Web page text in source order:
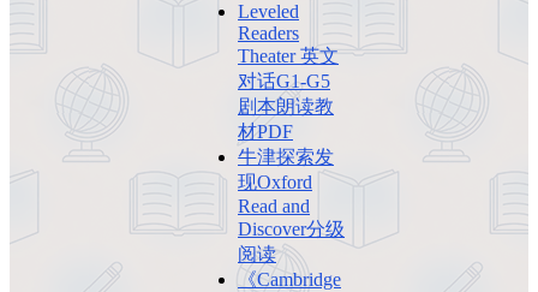
Leveled
Readers
Theater 英文
对话G1-G5
剧本朗读教
材PDF
牛津探索发
现Oxford
Read and
Discover分级
阅读
《Cambridge